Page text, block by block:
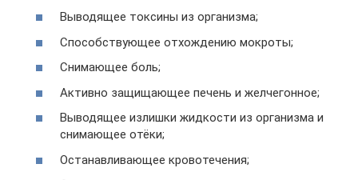
Выводящее токсины из организма;
Способствующее отхождению мокроты;
Снимающее боль;
Активно защищающее печень и желчегонное;
Выводящее излишки жидкости из организма и
снимающее отёки;
Останавливающее кровотечения;